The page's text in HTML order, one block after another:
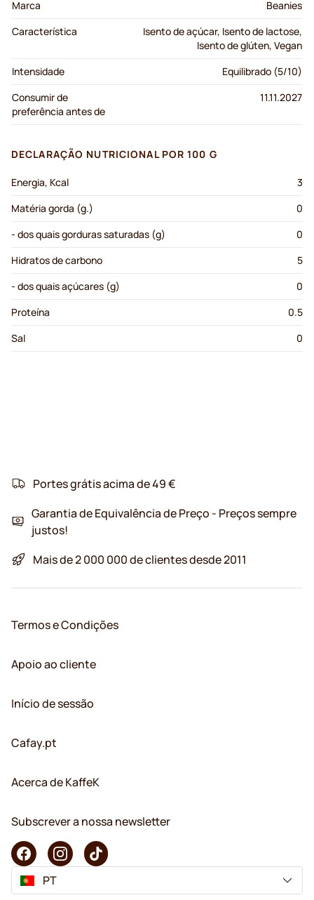
Marca
Beanies
Característica
Isento de açúcar, Isento de lactose,
Isento de glúten, Vegan
Intensidade
Equilibrado (5/10)
Consumir de
preferência antes de
11.11.2027
DECLARAÇÃO NUTRICIONAL POR 100 G
Energia, Kcal
3
Matéria gorda (g.)
0
- dos quais gorduras saturadas (g)
0
Hidratos de carbono
5
- dos quais açúcares (g)
0
Proteína
0.5
Sal
0
Portes grátis acima de 49 €
Garantia de Equivalência de Preço - Preços sempre
justos!
Mais de 2 000 000 de clientes desde 2011
Termos e Condições
Apoio ao cliente
Início de sessão
Cafay.pt
Acerca de KaffeK
Subscrever a nossa newsletter
PT